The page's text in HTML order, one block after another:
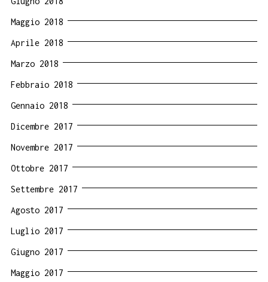
Maggio 2018
Aprile 2018
Marzo 2018
Febbraio 2018
Gennaio 2018
Dicembre 2017
Novembre 2017
Ottobre 2017
Settembre 2017
Agosto 2017
Luglio 2017
Giugno 2017
Maggio 2017